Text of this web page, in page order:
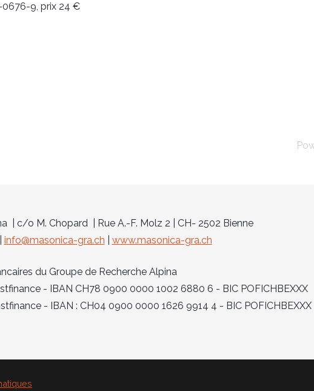
0676-9, prix 24 €
| c/o M. Chopard | Rue A.-F. Molz 2 | CH- 2502 Bienne
info@masonica-gra.ch www.masonica-gra.ch
du Groupe de Recherche Alpina
- IBAN CH78 0900 0000 1002 6880 6 - BIC POFICHBEXXX
- IBAN : CH04 0900 0000 1626 9914 4 - BIC POFICHBEXXX